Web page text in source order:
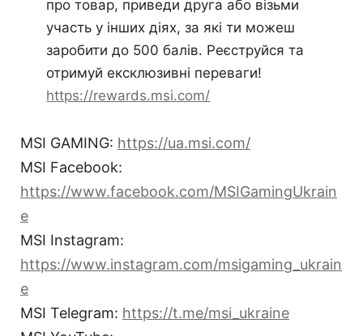
про товар, приведи друга або візьми
участь у інших діях, за які ти можеш
заробити до 500 балів. Реєструйся та
отримуй ексклюзивні переваги!
https://rewards.msi.com/
MSI GAMING: https://ua.msi.com/
MSI Facebook:
https://www.facebook.com/MSIGamingUkrain
e
MSI Instagram:
https://www.instagram.com/msigaming_ukrain
e
MSI Telegram: https://t.me/msi_ukraine